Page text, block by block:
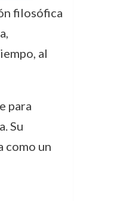
filosófica
al
para
Su
como un